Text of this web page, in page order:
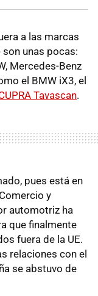
a las marcas
son unas pocas:
Mercedes-Benz
el BMW iX3, el
Tavascan.
pues está en
y
automotriz ha
que finalmente
fuera de la UE.
relaciones con el
se abstuvo de